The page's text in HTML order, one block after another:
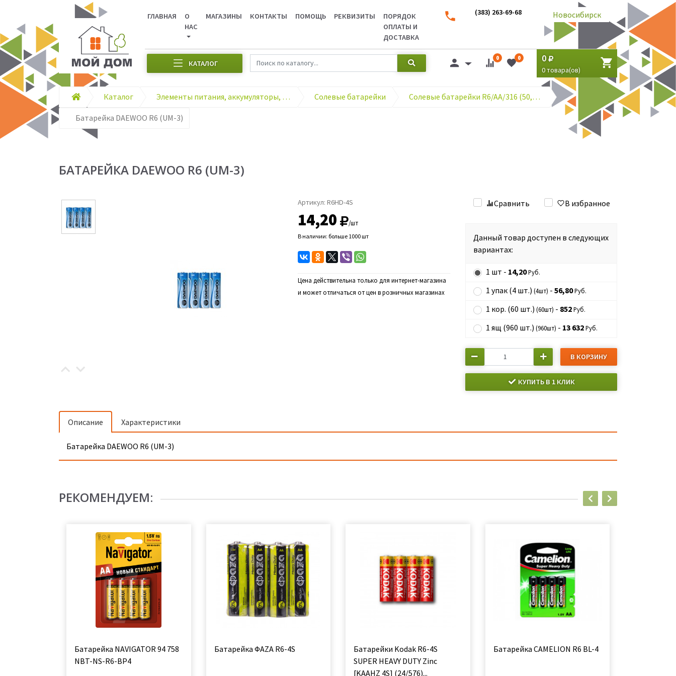
ГЛАВНАЯ
О
НАС
МАГАЗИНЫ КОНТАКТЫ ПОМОЩЬ РЕКВИЗИТЫ
ПОРЯДОК
ОПЛАТЫ И
ДОСТАВКА
(383) 263-69-68 Новосибирск
КАТАЛОГ
0 0 0
0товара(ов)
Каталог Элементы питания, аккумуляторы, зарядные устройства Солевые батарейки Солевые батарейки R6/AA/316 (50,5 мм х ф14,5 мм)
Батарейка DAEWOO R6 (UM-3)
БАТАРЕЙКА DAEWOO R6 (UM-3)
Артикул: R6HD-4S
14,20 /шт
В наличии: больше 1000 шт
Цена действительна только для интернет-магазина
и может отличаться от цен в розничных магазинах
Сравнить В избранное
Данный товар доступен в следующих
вариантах:
1 шт - 14,20 Руб.
1 упак (4 шт.) (4шт) - 56,80 Руб.
1 кор. (60 шт.) (60шт) - 852 Руб.
1 ящ (960 шт.) (960шт) - 13 632 Руб.
В КОРЗИНУ
КУПИТЬ В 1 КЛИК
Описание Характеристики
Батарейка DAEWOO R6 (UM-3)
РЕКОМЕНДУЕМ:
Батарейка NAVIGATOR 94 758
NBT-NS-R6-BP4
Батарейка ФАZА R6-4S
Батарейки Kodak R6-4S
SUPER HEAVY DUTY Zinc
[KAAHZ 4S] (24/576)...
Батарейка CAMELION R6 BL-4